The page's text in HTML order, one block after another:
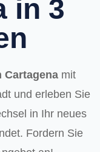
in 3
Cartagenamit
und erleben Sie
in Ihr neues
Fordern Sie